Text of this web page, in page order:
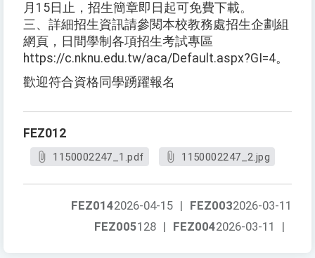
月15日止，招生簡章即日起可免費下載。
三、詳細招生資訊請參閱本校教務處招生企劃組
網頁，日間學制各項招生考試專區
https://c.nknu.edu.tw/aca/Default.aspx?GI=4。
歡迎符合資格同學踴躍報名
FEZ012
1150002247_1.pdf 1150002247_2.jpg
FEZ0032026-03-11
FEZ0142026-04-15 |
FEZ0042026-03-11 |
FEZ005128 |